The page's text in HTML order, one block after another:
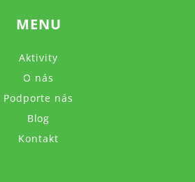
MENU
Aktivity
O nás
Podporte nás
Blog
Kontakt